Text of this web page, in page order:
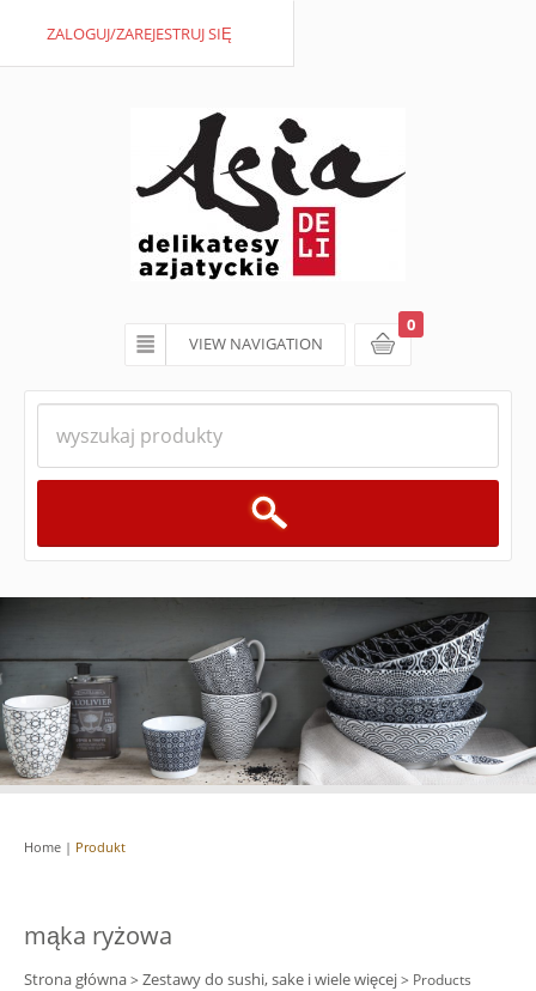
VIEW NAVIGATION
ZALOGUJ/ZAREJESTRUJ SIĘ
koszyk
0
Home | Produkt
mąka ryżowa
Strona główna> Zestawy do sushi, sake i wiele więcej> Products